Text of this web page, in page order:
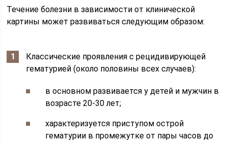
Течение болезни в зависимости от клинической
картины может развиваться следующим образом:
Классические проявления с рецидивирующей
гематурией (около половины всех случаев):
в основном развивается у детей и мужчин в
возрасте 20-30 лет;
характеризуется приступом острой
гематурии в промежутке от пары часов до